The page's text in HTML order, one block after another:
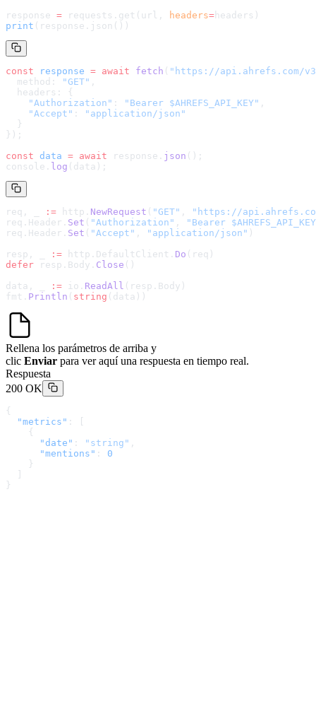
response = requests.get(url, headers= headers )
print (response.json())
const response = await fetch ( " https://api.ahrefs.com/
  method:
"GET" ,
  headers: {
    "Authorization"
: "Bearer $AHREFS_API_KEY" ,
    "Accept"
:
"application/json"
  }
});
const data = await response. json ();
console. log (data);
req, _ := http. NewRequest ( "GET" , " https://
req.Header. Set ( "Authorization" ,
"Bearer
req.Header. Set ( "Accept" , "application/json" )
resp, _
:= http.DefaultClient. Do (req)
defer resp.Body. Close ()
data, _
:= io. ReadAll (resp.Body)
fmt. Println ( string (data))
Rellena los parámetros de arriba y
clic Enviar para ver aquí una respuesta en tiempo real.
Respuesta
200 OK
{
  "metrics"
: [
    {
      "date"
: "string" ,
      "mentions"
: 0
    }
}